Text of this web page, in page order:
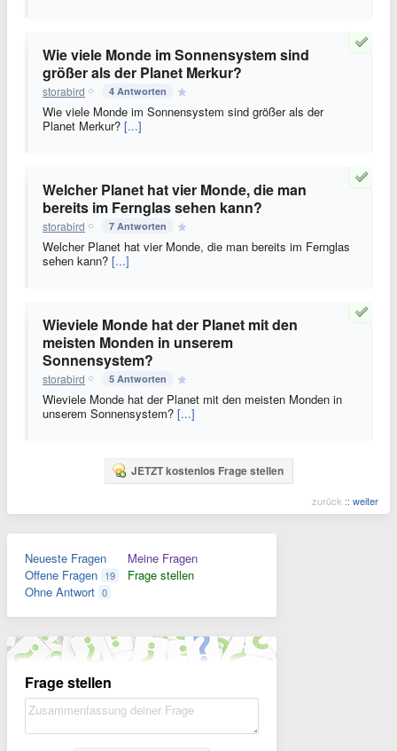
Wie viele Monde im Sonnensystem sind
größer als der Planet Merkur?
storabird 4 Antworten
Wie viele Monde im Sonnensystem sind größer als der
Planet Merkur? [...]
Welcher Planet hat vier Monde, die man
bereits im Fernglas sehen kann?
storabird 7 Antworten
Welcher Planet hat vier Monde, die man bereits im Fernglas
sehen kann? [...]
Wieviele Monde hat der Planet mit den
meisten Monden in unserem
Sonnensystem?
storabird 5 Antworten
Wieviele Monde hat der Planet mit den meisten Monden in
unserem Sonnensystem? [...]
JETZT kostenlos Frage stellen
zurück :: weiter
Neueste Fragen
Offene Fragen 19
Ohne Antwort 0
Meine Fragen
Frage stellen
Frage stellen